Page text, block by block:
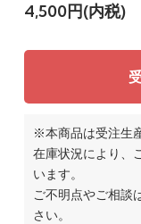
4,500円(内税)
※本商品は受注生
在庫状況により、
います。
ご不明点やご相談
さい。